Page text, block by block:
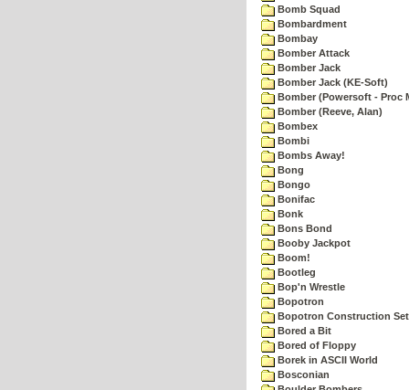
Bomb Squad
Bombardment
Bombay
Bomber Attack
Bomber Jack
Bomber Jack (KE-Soft)
Bomber (Powersoft - Proc
Bomber (Reeve, Alan)
Bombex
Bombi
Bombs Away!
Bong
Bongo
Bonifac
Bonk
Bons Bond
Booby Jackpot
Boom!
Bootleg
Bop'n Wrestle
Bopotron
Bopotron Construction Set
Bored a Bit
Bored of Floppy
Borek in ASCII World
Bosconian